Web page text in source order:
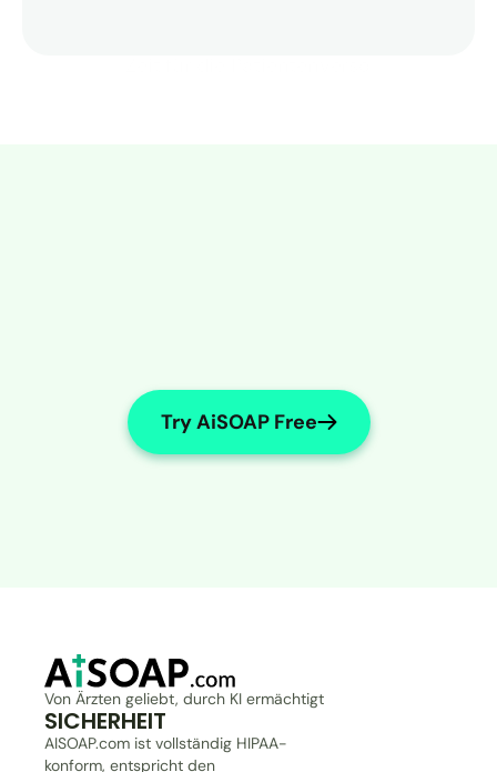
Try AiSOAP Free
Von Ärzten geliebt, durch KI ermächtigt
SICHERHEIT
AISOAP.com ist vollständig HIPAA-
konform, entspricht den